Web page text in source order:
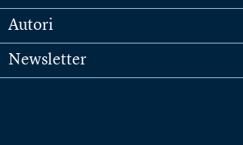
Autori
Newsletter